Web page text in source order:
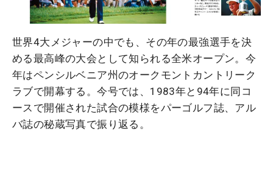
世界4大メジャーの中でも、その年の最強選手を決
める最高峰の大会として知られる全米オープン。今
年はペンシルベニア州のオークモントカントリーク
ラブで開幕する。今号では、1983年と94年に同コ
ースで開催された試合の模様をパーゴルフ誌、アル
バ誌の秘蔵写真で振り返る。